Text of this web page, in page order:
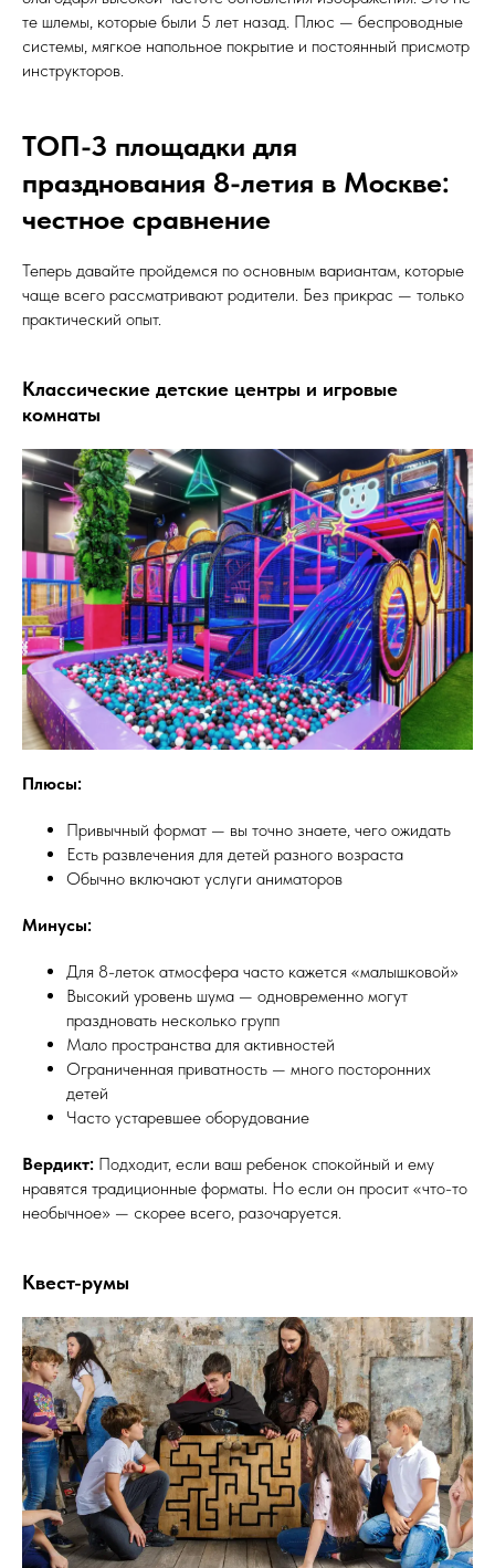
те шлемы, которые были 5 лет назад. Плюс — беспроводные
системы, мягкое напольное покрытие и постоянный присмотр
инструкторов.
ТОП-3 площадки для
празднования 8-летия в Москве:
честное сравнение
Теперь давайте пройдемся по основным вариантам, которые
чаще всего рассматривают родители. Без прикрас — только
практический опыт.
Классические детские центры и игровые
комнаты
Плюсы:
Привычный формат — вы точно знаете, чего ожидать
Есть развлечения для детей разного возраста
Обычно включают услуги аниматоров
Минусы:
Для 8-леток атмосфера часто кажется «малышковой»
Высокий уровень шума — одновременно могут
праздновать несколько групп
Мало пространства для активностей
Ограниченная приватность — много посторонних
детей
Часто устаревшее оборудование
Вердикт: Подходит, если ваш ребенок спокойный и ему
нравятся традиционные форматы. Но если он просит «что-то
необычное» — скорее всего, разочаруется.
Квест-румы